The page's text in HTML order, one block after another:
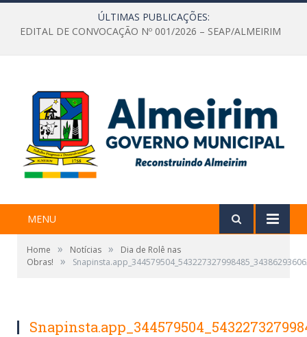
ÚLTIMAS PUBLICAÇÕES:
EDITAL DE CONVOCAÇÃO Nº 001/2026 – SEAP/ALMEIRIM
MENU
Home » Notícias »
Dia de Rolê nas
Obras!
»